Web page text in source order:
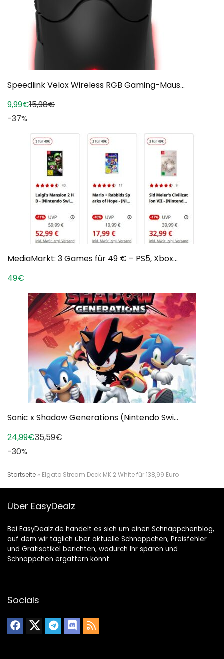
Speedlink Velox Wireless RGB Gaming-Maus...
9,99€15,98€
-37%
MediaMarkt: 3 Games für 49 € – PS5, Xbox...
49€
Sonic x Shadow Generations (Nintendo Swi...
24,99€35,59€
-30%
Startseite » Elgato Stream Deck MK.2 White für 138,99 Euro
Über EasyDealz
Bei EasyDealz.de handelt es sich um einen Schnäppchenblog,
auf dem wir täglich über aktuelle Schnäppchen, Preisfehler
und Gratisatikel berichten, wodurch Ihr sparen und
Schnäppchen ergattern könnt.
Socials